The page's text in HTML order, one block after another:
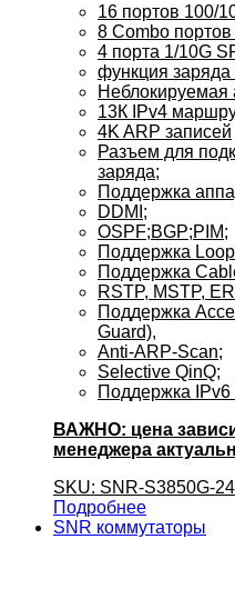
16 портов 100/
8 Combo портов
4 порта 1/10G
функция
Неблокируемая
13К IPv4
4K ARP записей
Разъем для
заряда;
Поддержка
DDMI;
OSPF;BGP;PIM;
Поддержка
Поддержка
RSTP, MSTP,
Поддержка
Guard),
Anti-ARP-Scan;
Selective QinQ;
Поддержка IPv6
ВАЖНО: цена
менеджера
SKU: SNR-S3850G-
Подробнее
SNR коммутаторы